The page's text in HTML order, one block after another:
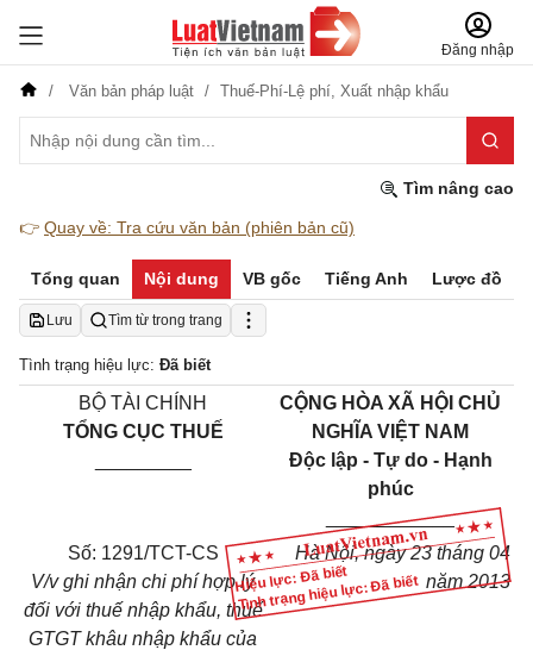
Đăng nhập
Văn bản pháp luật Thuế-Phí-Lệ phí, Xuất nhập khẩu
Tìm nâng cao
👉 Quay về: Tra cứu văn bản (phiên bản cũ)
Tổng quan Nội dung VB gốc Tiếng Anh Lược đồ
Lưu Tìm từ trong trang
Tình trạng hiệu lực: Đã biết
Hiệu lực: Đã biết
Tình trạng hiệu lực: Đã biết
BỘ TÀI CHÍNH
TỔNG CỤC THUẾ
CỘNG HÒA XÃ HỘI CHỦ
NGHĨA VIỆT NAM
Độc lập - Tự do - Hạnh
phúc
____________
Số: 1291/TCT-CS
V/v ghi nhận chi phí hợp lý
đối với thuế nhập khẩu, thuế
GTGT khâu nhập khẩu của
Hà Nội, ngày 23 tháng 04
năm 2013